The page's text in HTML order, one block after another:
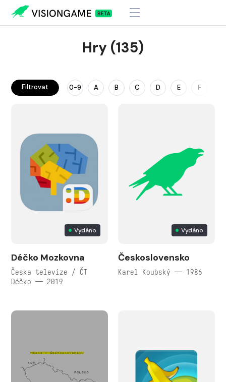
Hry (135)
Filtrovat 0-9 A B C D E F
Vydáno
Déčko Mozkovna
Česka televize / ČT
Déčko — 2019
Vydáno
Československo
Karel Koubský — 1986